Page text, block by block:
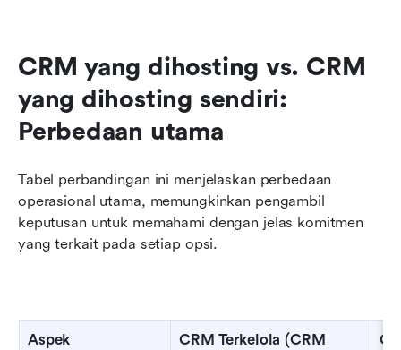
CRM yang dihosting vs. CRM
yang dihosting sendiri:
Perbedaan utama
Tabel perbandingan ini menjelaskan perbedaan
operasional utama, memungkinkan pengambil
keputusan untuk memahami dengan jelas komitmen
yang terkait pada setiap opsi.
Aspek
CRM Terkelola (CRM